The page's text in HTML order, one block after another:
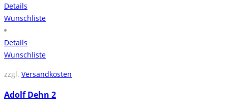
Details
Wunschliste
Details
Wunschliste
zzgl. Versandkosten
Adolf Dehn 2